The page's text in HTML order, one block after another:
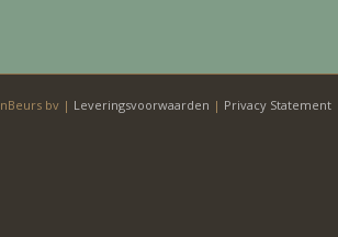
bv | Leveringsvoorwaarden | Privacy Statement